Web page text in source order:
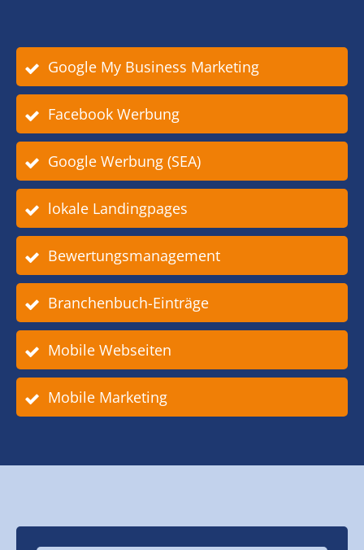
Google My Business Marketing
Facebook Werbung
Google Werbung (SEA)
lokale Landingpages
Bewertungsmanagement
Branchenbuch-Einträge
Mobile Webseiten
Mobile Marketing